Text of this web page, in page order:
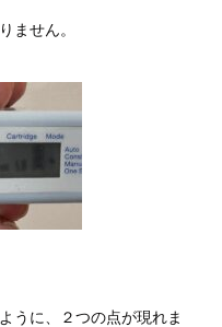
ません。
うに、２つの点が現れま